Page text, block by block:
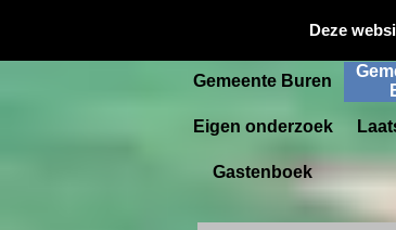
Deze
Gemeente Buren
Eigen onderzoek
Gastenboek